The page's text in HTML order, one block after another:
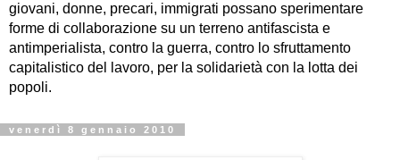
giovani, donne, precari, immigrati possano sperimentare
forme di collaborazione su un terreno antifascista e
antimperialista, contro la guerra, contro lo sfruttamento
capitalistico del lavoro, per la solidarietà con la lotta dei
popoli.
venerdì 8 gennaio 2010